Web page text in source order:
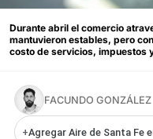
Durante abril el comercio
mantuvieron estables, pero
costo de servicios, impuestos
FACUNDO GONZÁLEZ
+Agregar Aire de Santa Fe